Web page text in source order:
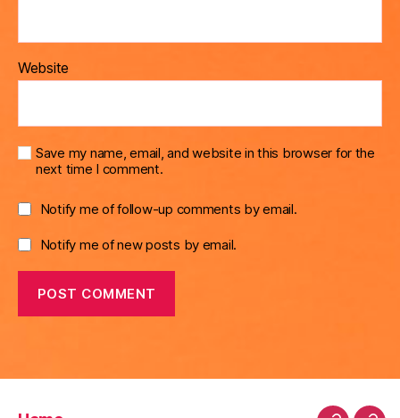
Website
Save my name, email, and website in this browser for the
next time I comment.
Notify me of follow-up comments by email.
Notify me of new posts by email.